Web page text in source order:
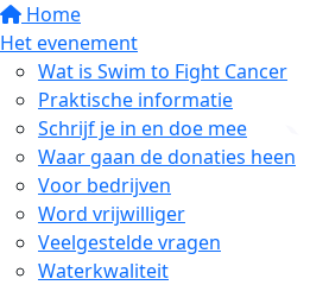
Home
Het evenement
Wat is Swim to Fight Cancer
Praktische informatie
Schrijf je in en doe mee
Waar gaan de donaties heen
Voor bedrijven
Word vrijwilliger
Veelgestelde vragen
Waterkwaliteit